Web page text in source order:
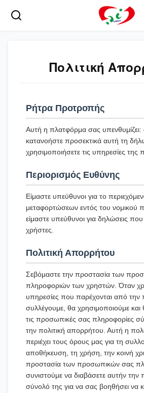
Πολιτική
Ρήτρα Προτροπής
Αυτή η πλατφόρμα σας υπενθυμίζει:
κατανοήστε προσεκτικά αυτή τη
χρησιμοποιήσετε τις υπηρεσίες της
Περιορισμός Ευθύνης
Είμαστε υπεύθυνοι για το
μεταφορτώσεων εντός του νομικού
είμαστε υπεύθυνοι για δηλώσεις που
χρήστες.
Πολιτική Απορρήτου
Σεβόμαστε την προστασία των
πληροφοριών των χρηστών. Όταν
υπηρεσίες που παρέχονται από
συλλέγουμε, θα χρησιμοποιούμε και
τις προσωπικές σας πληροφορίες
την πολιτική απορρήτου. Αυτή η
περιέχει τους όρους μας για τη
αποθήκευση, τη χρήση, την κοινή
προστασία των προσωπικών σας
συνιστούμε να διαβάσετε αυτήν την
σύνολό της για να σας βοηθήσει να